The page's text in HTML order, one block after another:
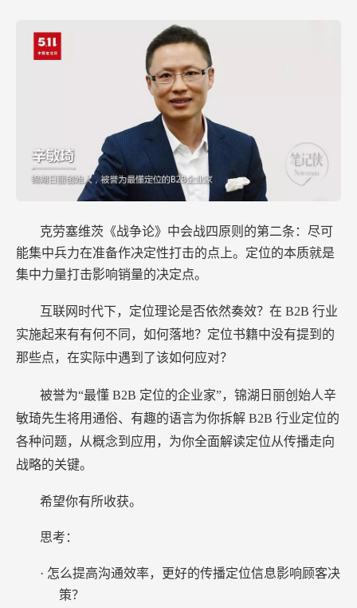
克劳塞维茨《战争论》中会战四原则的第二条：尽可
能集中兵力在准备作决定性打击的点上。定位的本质就是
集中力量打击影响销量的决定点。
互联网时代下，定位理论是否依然奏效？在B2B行业
实施起来有有何不同，如何落地？定位书籍中没有提到的
那些点，在实际中遇到了该如何应对？
被誉为“最懂B2B 定位的企业家”，锦湖日丽创始人辛
敏琦先生将用通俗、有趣的语言为你拆解 B2B 行业定位的
各种问题，从概念到应用，为你全面解读定位从传播走向
战略的关键。
希望你有所收获。
思考：
· 怎么提高沟通效率，更好的传播定位信息影响顾客决
策？